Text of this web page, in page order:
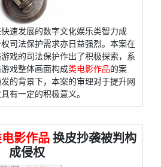
速发展的数字文化娱乐类智力成
司法保护需求亦日益强烈。本案在
戏的司法保护作出了积极探索，系
戏整体画面构成类电影作品的案
的背景下，本案的审理对于提升网
有一定的积极意义。
影作品换皮抄袭被判构
成侵权